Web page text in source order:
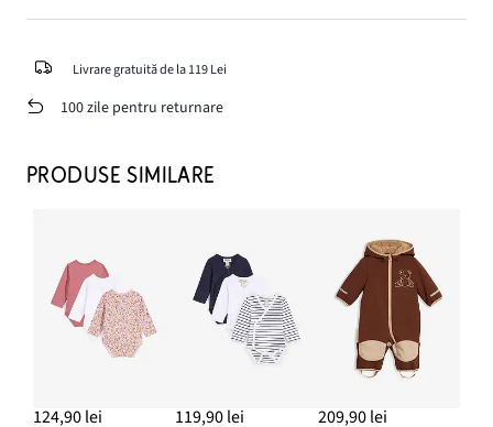
Livrare gratuită de la 119 Lei
100 zile pentru returnare
PRODUSE SIMILARE
124,90 lei 119,90 lei 209,90 lei